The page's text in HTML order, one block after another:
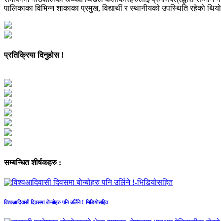
पालिकाका विभिन्न शाकाका प्रमुख, विद्यार्थी र स्थानीयको उपस्थिति रहेको
प्रतिक्रिया दिनुहोस !
सम्बन्धित शीर्षकहरु :
विश्वआदिवासी दिवसमा बोन्बोहरु पनि उर्लिने !-भिडियोसहित